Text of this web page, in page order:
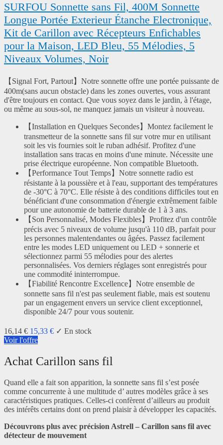
SURFOU Sonnette sans Fil, 400M Sonnette
Longue Portée Exterieur Étanche Electronique,
Kit de Carillon avec Récepteurs Enfichables
pour la Maison, LED Bleu, 55 Mélodies, 5
Niveaux Volumes, Noir
【Signal Fort, Partout】Notre sonnette offre une portée puissante de
400m(sans aucun obstacle) dans les zones ouvertes, vous assurant
d'être toujours en contact. Que vous soyez dans le jardin, à l'étage,
ou même au sous-sol, ne manquez jamais un visiteur à nouveau.
【Installation en Quelques Secondes】Montez facilement le
transmetteur de la sonnette sans fil sur votre mur en utilisant
soit les vis fournies soit le ruban adhésif. Profitez d'une
installation sans tracas en moins d'une minute. Nécessite une
prise électrique européenne. Non compatible Bluetooth.
【Performance Tout Temps】Notre sonnette radio est
résistante à la poussière et à l'eau, supportant des températures
de -30°C à 70°C. Elle résiste à des conditions difficiles tout en
bénéficiant d'une consommation d'énergie extrêmement faible
pour une autonomie de batterie durable de 1 à 3 ans.
【Son Personnalisé, Modes Flexibles】Profitez d'un contrôle
précis avec 5 niveaux de volume jusqu'à 110 dB, parfait pour
les personnes malentendantes ou âgées. Passez facilement
entre les modes LED uniquement ou LED + sonnerie et
sélectionnez parmi 55 mélodies pour des alertes
personnalisées. Vos derniers réglages sont enregistrés pour
une commodité ininterrompue.
【Fiabilité Rencontre Excellence】Notre ensemble de
sonnette sans fil n'est pas seulement fiable, mais est soutenu
par un engagement envers un service client exceptionnel,
disponible 24/7 pour vous soutenir.
16,14 € 15,33 € ✓ En stock
Voir l'offre
Achat Carillon sans fil
Quand elle a fait son apparition, la sonnette sans fil s’est posée
comme concurrente à une multitude d’ autres modèles grâce à ses
caractéristiques pratiques. Celles-ci confèrent d’ailleurs au produit
des intérêts certains dont on prend plaisir à développer les capacités.
Découvrons plus avec précision Astrell – Carillon sans fil avec
détecteur de mouvement